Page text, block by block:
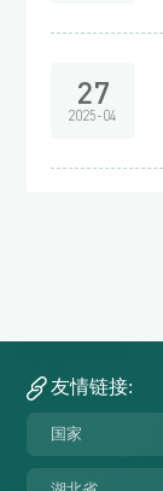
27
2025-04
友情链接:
国家